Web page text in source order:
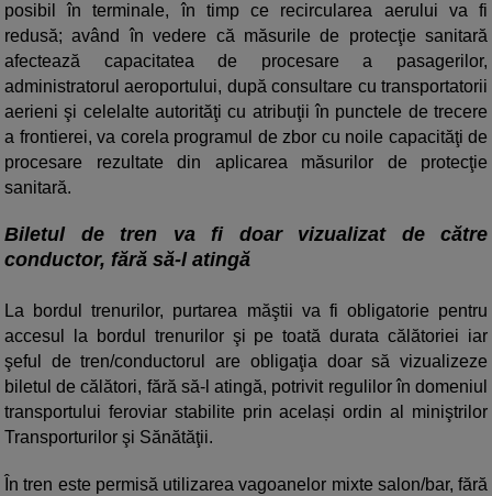
posibil în terminale, în timp ce recircularea aerului va fi
redusă; având în vedere că măsurile de protecţie sanitară
afectează capacitatea de procesare a pasagerilor,
administratorul aeroportului, după consultare cu transportatorii
aerieni şi celelalte autorităţi cu atribuţii în punctele de trecere
a frontierei, va corela programul de zbor cu noile capacităţi de
procesare rezultate din aplicarea măsurilor de protecţie
sanitară.
Biletul de tren va fi doar vizualizat de către
conductor, fără să-l atingă
La bordul trenurilor, purtarea măştii va fi obligatorie pentru
accesul la bordul trenurilor şi pe toată durata călătoriei iar
şeful de tren/conductorul are obligaţia doar să vizualizeze
biletul de călători, fără să-l atingă, potrivit regulilor în domeniul
transportului feroviar stabilite prin același ordin al miniştrilor
Transporturilor şi Sănătăţii.
În tren este permisă utilizarea vagoanelor mixte salon/bar, fără